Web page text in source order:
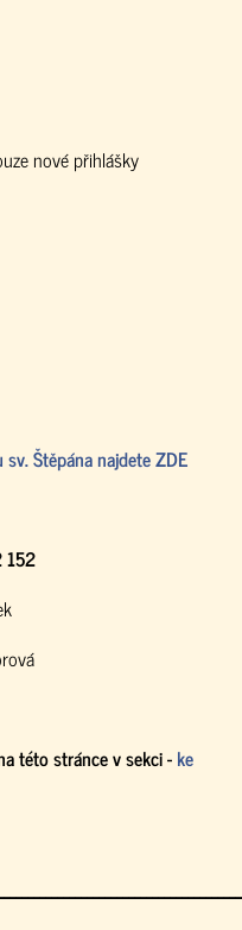
nové přihlášky
Štěpána najdete ZDE
152
této stránce v sekci -ke